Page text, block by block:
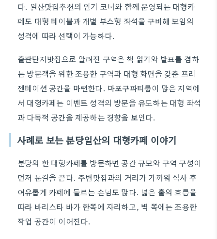
다. 일산맛집추천의 인기 코너와 함께 운영되는 대형카
페도 대형 테이블과 개별 부스형 좌석을 구비해 모임의
성격에 따라 선택이 가능하다.
출판단지맛집으로 알려진 구역은 책 읽기와 발표를 겸하
는 방문객을 위한 조용한 구역과 대형 화면을 갖춘 프리
젠테이션 공간을 마련한다. 마포구파티룸이 많은 지역에
서 대형카페는 이벤트 성격의 방문을 유도하는 대형 좌석
과 다목적 공간을 제공하는 경향을 보인다.
사례로 보는 분당일산의 대형카페 이야기
분당의 한 대형카페를 방문하면 공간 규모와 구역 구성이
먼저 눈길을 끈다. 주변맛집과의 거리가 가까워 식사 후
여유롭게 카페에 들르는 손님도 많다. 넓은 홀의 흐름을
따라 바리스타 바가 한쪽에 자리하고, 벽 쪽에는 조용한
작업 공간이 이어진다.